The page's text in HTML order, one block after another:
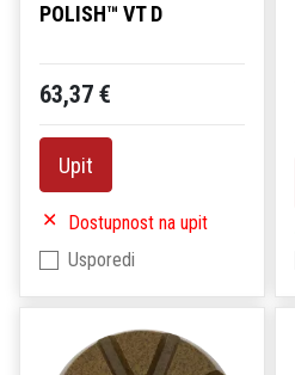
POLISH™ VT D
63,37 €
Upit
Dostupnost na upit
Usporedi